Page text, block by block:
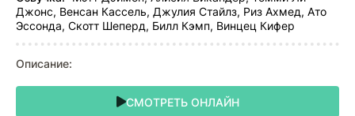
Джонс, Венсан Кассель, Джулия Стайлз, Риз Ахмед, Ато
Эссонда, Скотт Шеперд, Билл Кэмп, Винцец Кифер
Описание:
СМОТРЕТЬ ОНЛАЙН